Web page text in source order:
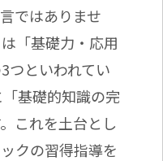
ではありませ
「基礎力・応用
つといわれてい
基礎的知識の完
これを土台とし
クの習得指導を